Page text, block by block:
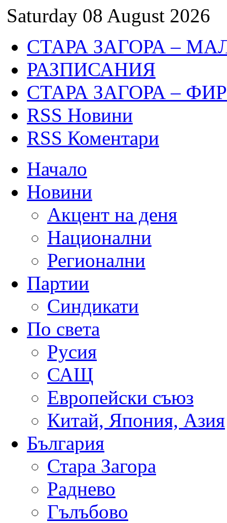
Saturday 08 August 2026
СТАРА ЗАГОРА –
РАЗПИСАНИЯ
СТАРА ЗАГОРА –
RSS Новини
RSS Коментари
Начало
Новини
Акцент на деня
Национални
Регионални
Партии
Синдикати
По света
Русия
САЩ
Европейски съюз
Китай, Япония, Азия
България
Стара Загора
Раднево
Гълъбово